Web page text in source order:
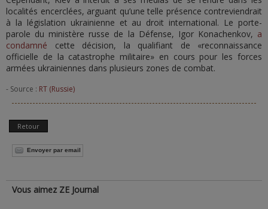
localités encerclées, arguant qu’une telle présence contreviendrait
à la législation ukrainienne et au droit international. Le porte-
parole du ministère russe de la Défense, Igor Konachenkov, a
condamné cette décision, la qualifiant de «reconnaissance
officielle de la catastrophe militaire» en cours pour les forces
armées ukrainiennes dans plusieurs zones de combat.
- Source : RT (Russie)
Retour
Envoyer par email
Vous aimez ZE Journal